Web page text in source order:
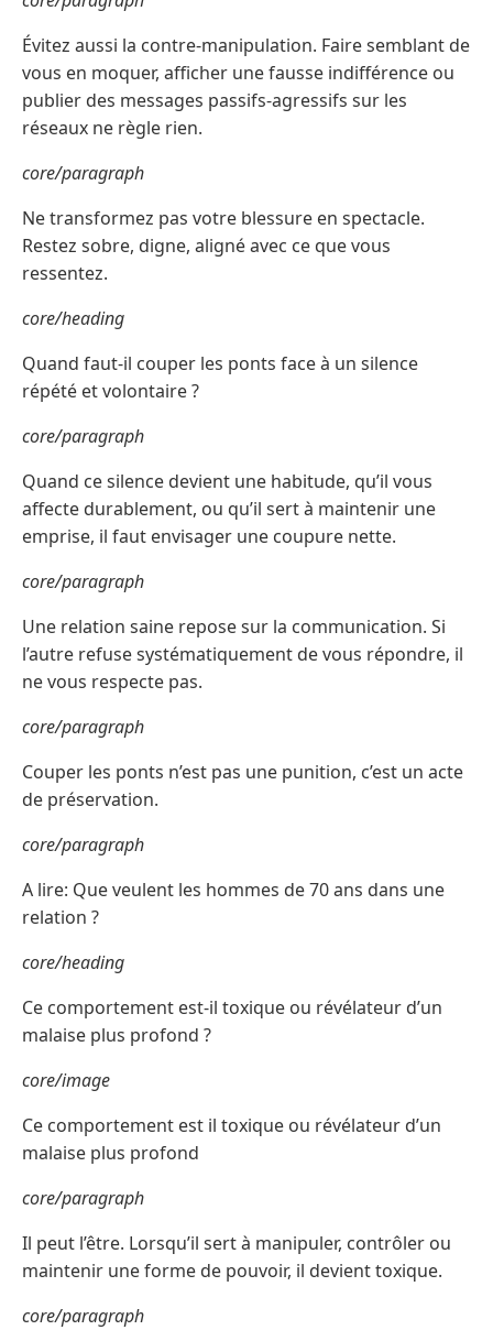
Évitez aussi la contre-manipulation. Faire semblant de
vous en moquer, afficher une fausse indifférence ou
publier des messages passifs-agressifs sur les
réseaux ne règle rien.
core/paragraph
Ne transformez pas votre blessure en spectacle.
Restez sobre, digne, aligné avec ce que vous
ressentez.
core/heading
Quand faut-il couper les ponts face à un silence
répété et volontaire ?
core/paragraph
Quand ce silence devient une habitude, qu’il vous
affecte durablement, ou qu’il sert à maintenir une
emprise, il faut envisager une coupure nette.
core/paragraph
Une relation saine repose sur la communication. Si
l’autre refuse systématiquement de vous répondre, il
ne vous respecte pas.
core/paragraph
Couper les ponts n’est pas une punition, c’est un acte
de préservation.
core/paragraph
A lire: Que veulent les hommes de 70 ans dans une
relation ?
core/heading
Ce comportement est-il toxique ou révélateur d’un
malaise plus profond ?
core/image
Ce comportement est il toxique ou révélateur d’un
malaise plus profond
core/paragraph
Il peut l’être. Lorsqu’il sert à manipuler, contrôler ou
maintenir une forme de pouvoir, il devient toxique.
core/paragraph